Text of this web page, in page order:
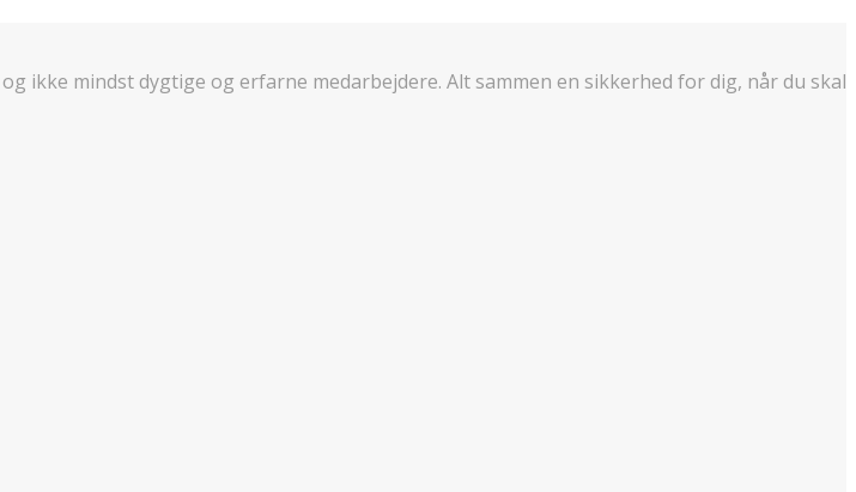
mindst dygtige og erfarne medarbejdere. Alt sammen en sikkerhed for dig, når du skal